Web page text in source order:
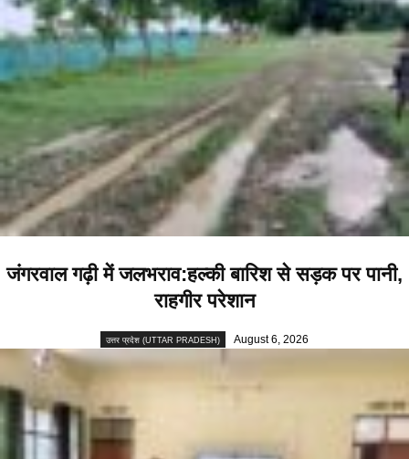
जंगरवाल गढ़ी में जलभराव:हल्की बारिश से सड़क पर पानी,
राहगीर परेशान
उत्तर प्रदेश (UTTAR PRADESH) August 6, 2026